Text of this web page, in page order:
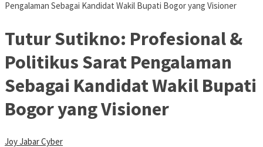
Pengalaman Sebagai Kandidat Wakil Bupati Bogor yang Visioner
Tutur Sutikno: Profesional &
Politikus Sarat Pengalaman
Sebagai Kandidat Wakil Bupati
Bogor yang Visioner
Joy Jabar Cyber